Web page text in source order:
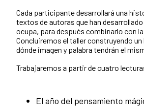
Cada participante desarrollará una
textos de autoras que han
ocupa, para después combinarlo con
Concluiremos el taller construyendo
dónde imagen y palabra tendrán el
Trabajaremos a partir de cuatro
El año del pensamiento